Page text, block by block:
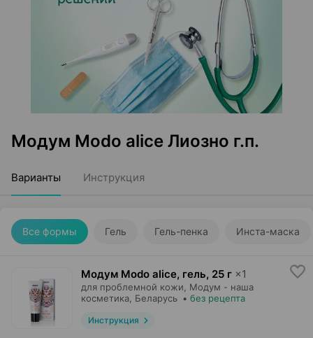
Модум Modo alice Лиозно г.п.
Варианты Инструкция
Все формы Гель Гель-пенка Инста-маска
Модум Modo alice, гель, 25 г ×1
для проблемной кожи,
Модум - наша
косметика , Беларусь • без рецепта
Инструкция